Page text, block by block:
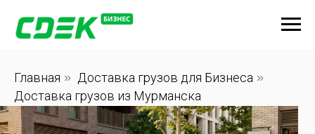
Главная » Доставка грузов для Бизнеса »
Доставка грузов из Мурманска